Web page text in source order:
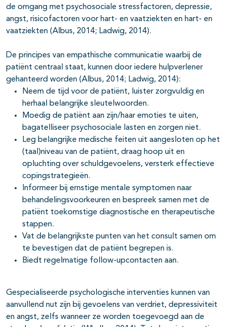
de omgang met psychosociale stressfactoren, depressie,
angst, risicofactoren voor hart- en vaatziekten en hart- en
vaatziekten (Albus, 2014; Ladwig, 2014).
De principes van empathische communicatie waarbij de
patiënt centraal staat, kunnen door iedere hulpverlener
gehanteerd worden (Albus, 2014; Ladwig, 2014):
Neem de tijd voor de patiënt, luister zorgvuldig en
herhaal belangrijke sleutelwoorden.
Moedig de patiënt aan zijn/haar emoties te uiten,
bagatelliseer psychosociale lasten en zorgen niet.
Leg belangrijke medische feiten uit aangesloten op het
(taal)niveau van de patiënt, draag hoop uit en
opluchting over schuldgevoelens, versterk effectieve
copingstrategieën.
Informeer bij ernstige mentale symptomen naar
behandelingsvoorkeuren en bespreek samen met de
patiënt toekomstige diagnostische en therapeutische
stappen.
Vat de belangrijkste punten van het consult samen om
te bevestigen dat de patiënt begrepen is.
Biedt regelmatige follow-upcontacten aan.
Gespecialiseerde psychologische interventies kunnen van
aanvullend nut zijn bij gevoelens van verdriet, depressiviteit
en angst, zelfs wanneer ze worden toegevoegd aan de